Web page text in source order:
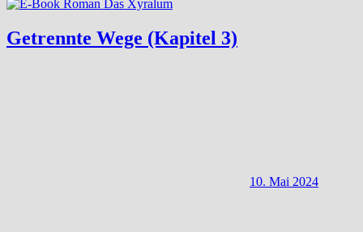
Getrennte Wege (Kapitel 3)
10. Mai 2024